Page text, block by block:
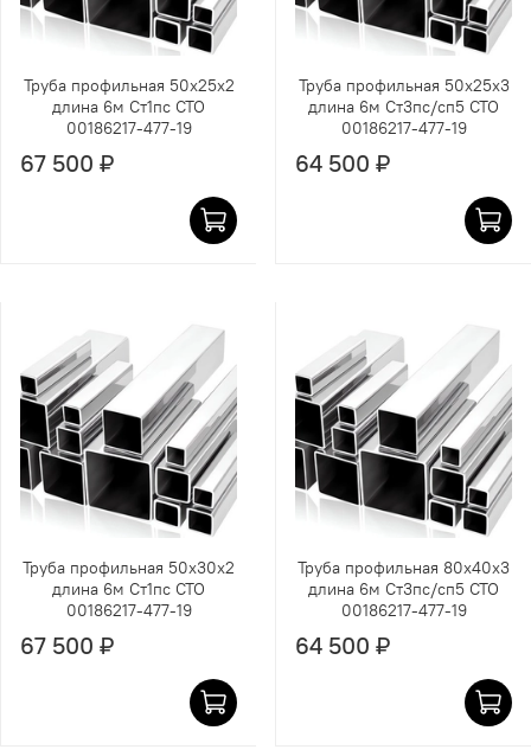
Труба профильная 50х25х2
длина 6м Ст1пс СТО
00186217-477-19
67 500 ₽
Труба профильная 50х25х3
длина 6м Ст3пс/сп5 СТО
00186217-477-19
64 500 ₽
Труба профильная 50х30х2
длина 6м Ст1пс СТО
00186217-477-19
67 500 ₽
Труба профильная 80х40х3
длина 6м Ст3пс/сп5 СТО
00186217-477-19
64 500 ₽